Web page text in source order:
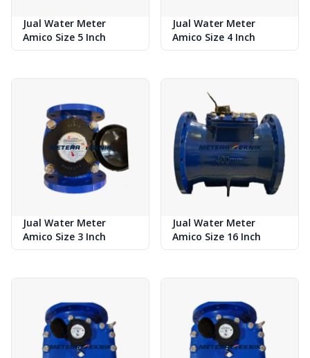
Jual Water Meter
Amico Size 5 Inch
Jual Water Meter
Amico Size 4 Inch
Jual Water Meter
Amico Size 3 Inch
Jual Water Meter
Amico Size 16 Inch